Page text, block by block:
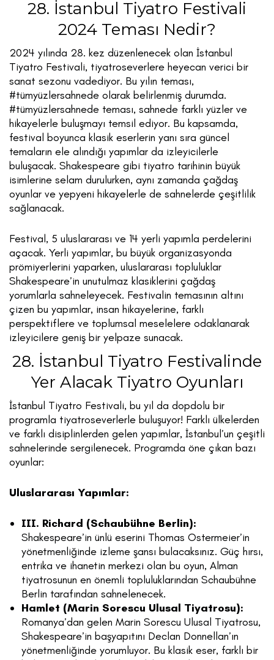
28. İstanbul Tiyatro Festivali
2024 Teması Nedir?
2024 yılında 28. kez düzenlenecek olan İstanbul
Tiyatro Festivali, tiyatroseverlere heyecan verici bir
sanat sezonu vadediyor. Bu yılın teması,
#tümyüzlersahnede olarak belirlenmiş durumda.
#tümyüzlersahnede teması, sahnede farklı yüzler ve
hikayelerle buluşmayı temsil ediyor. Bu kapsamda,
festival boyunca klasik eserlerin yanı sıra güncel
temaların ele alındığı yapımlar da izleyicilerle
buluşacak. Shakespeare gibi tiyatro tarihinin büyük
isimlerine selam durulurken, aynı zamanda çağdaş
oyunlar ve yepyeni hikayelerle de sahnelerde çeşitlilik
sağlanacak.
Festival, 5 uluslararası ve 14 yerli yapımla perdelerini
açacak. Yerli yapımlar, bu büyük organizasyonda
prömiyerlerini yaparken, uluslararası topluluklar
Shakespeare’in unutulmaz klasiklerini çağdaş
yorumlarla sahneleyecek. Festivalin temasının altını
çizen bu yapımlar, insan hikayelerine, farklı
perspektiflere ve toplumsal meselelere odaklanarak
izleyicilere geniş bir yelpaze sunacak.
28. İstanbul Tiyatro Festivalinde
Yer Alacak Tiyatro Oyunları
İstanbul Tiyatro Festivali, bu yıl da dopdolu bir
programla tiyatroseverlerle buluşuyor! Farklı ülkelerden
ve farklı disiplinlerden gelen yapımlar, İstanbul’un çeşitli
sahnelerinde sergilenecek. Programda öne çıkan bazı
oyunlar:
Uluslararası Yapımlar:
III. Richard (Schaubühne Berlin):
Shakespeare’in ünlü eserini Thomas Ostermeier’in
yönetmenliğinde izleme şansı bulacaksınız. Güç hırsı,
entrika ve ihanetin merkezi olan bu oyun, Alman
tiyatrosunun en önemli topluluklarından Schaubühne
Berlin tarafından sahnelenecek.
Hamlet (Marin Sorescu Ulusal Tiyatrosu):
Romanya’dan gelen Marin Sorescu Ulusal Tiyatrosu,
Shakespeare’in başyapıtını Declan Donnellan’ın
yönetmenliğinde yorumluyor. Bu klasik eser, farklı bir